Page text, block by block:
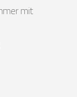
mit